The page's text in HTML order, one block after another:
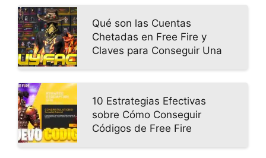
Qué son las Cuentas
Chetadas en Free Fire y
Claves para Conseguir Una
10 Estrategias Efectivas
sobre Cómo Conseguir
Códigos de Free Fire